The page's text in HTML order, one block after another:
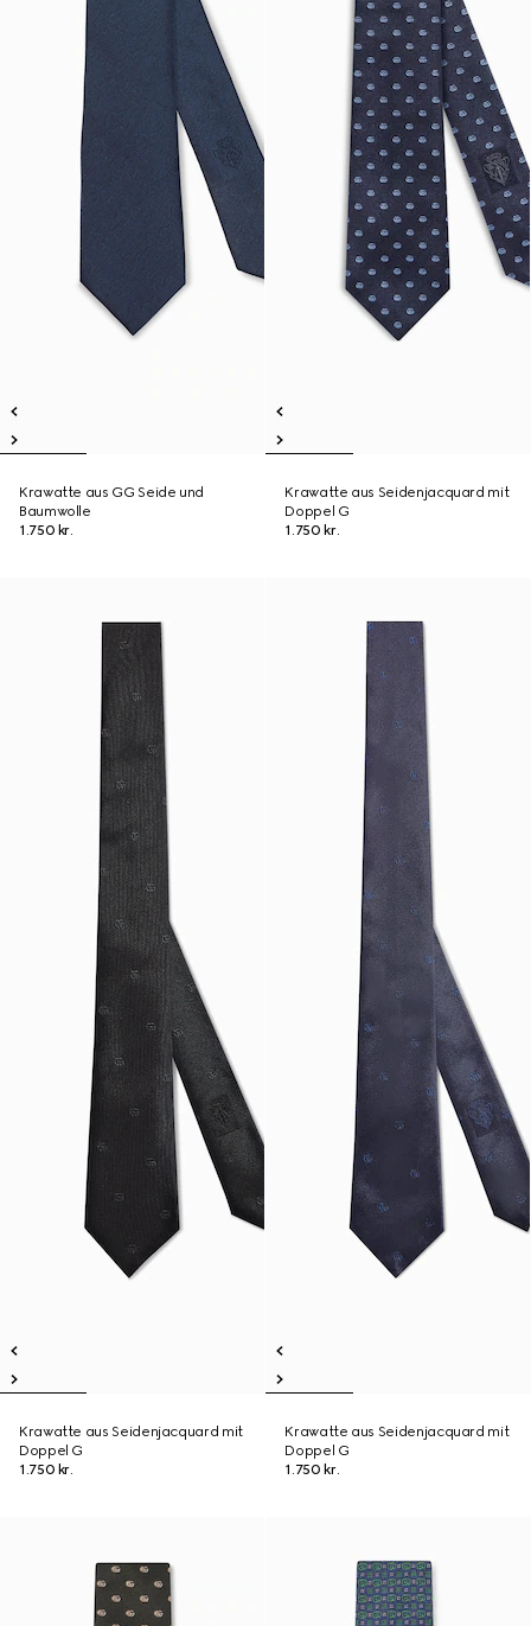
Krawatte aus GG Seide und
Baumwolle
1.750 kr.
Krawatte aus Seidenjacquard mit
Doppel G
1.750 kr.
Krawatte aus Seidenjacquard mit
Doppel G
1.750 kr.
Krawatte aus Seidenjacquard mit
Doppel G
1.750 kr.